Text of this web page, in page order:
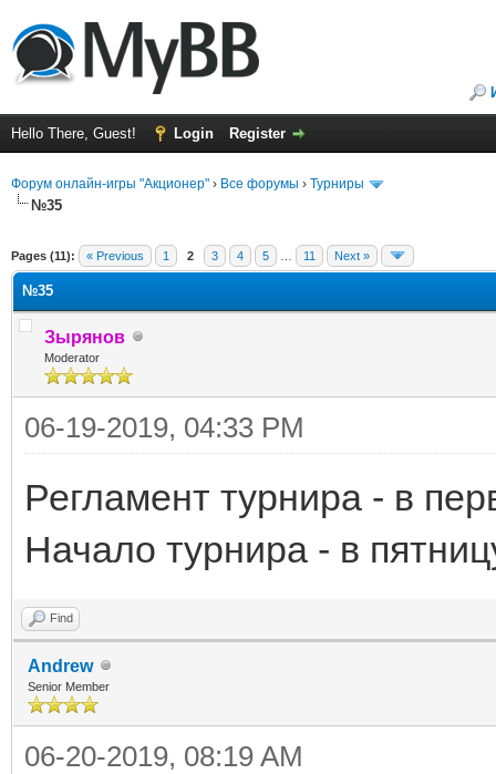
Hello There, Guest! Login Register
Форум онлайн-игры "Акционер" › Все форумы › Турниры
№35
Pages (11): « Previous 1 2 3 4 5 11 Next »
№35
Зырянов
Moderator
06-19-2019, 04:33 PM
Регламент турнира - в
Начало турнира - в
Find
Andrew
Senior Member
06-20-2019, 08:19 AM